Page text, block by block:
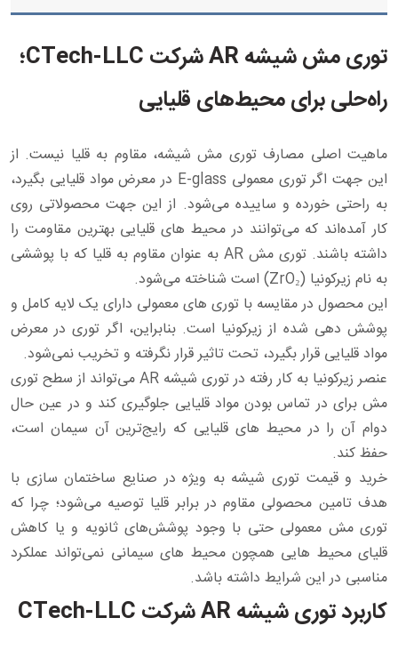
توری مش شیشه AR شرکت CTech-LLC؛
راه‌حلی برای محیط‌های قلیایی
ماهیت اصلی مصارف توری مش شیشه، مقاوم به قلیا نیست. از
این جهت اگر توری معمولی E-glass در معرض مواد قلیایی بگیرد،
به راحتی خورده و ساییده می‌شود. از این جهت محصولاتی روی
کار آمده‌اند که می‌توانند در محیط‌ های قلیایی بهترین مقاومت را
داشته باشند. توری مش AR به عنوان مقاوم به قلیا که با پوششی
به نام زیرکونیا (ZrO₂) است شناخته می‌شود.
این محصول در مقایسه با توری‌ های معمولی دارای یک لایه کامل و
پوشش دهی شده از زیرکونیا است. بنابراین، اگر توری در معرض
مواد قلیایی قرار بگیرد، تحت تاثیر قرار نگرفته و تخریب نمی‌شود.
عنصر زیرکونیا به کار رفته در توری شیشه AR می‌تواند از سطح توری
مش برای در تماس بودن مواد قلیایی جلوگیری کند و در عین حال
دوام آن را در محیط‌ های قلیایی که رایج‌ترین آن سیمان است،
حفظ کند.
خرید و قیمت توری شیشه به ویژه در صنایع ساختمان سازی با
هدف تامین محصولی مقاوم در برابر قلیا توصیه می‌شود؛ چرا که
توری مش معمولی حتی با وجود پوشش‌های ثانویه و یا کاهش
قلیای محیط‌ هایی همچون محیط‌ های سیمانی نمی‌تواند عملکرد
مناسبی در این شرایط داشته باشد.
کاربرد توری شیشه AR شرکت CTech-LLC